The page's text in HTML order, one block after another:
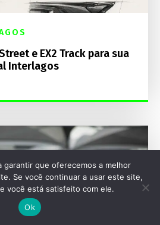
e EX2 Track para sua
Interlagos
garantir que oferecemos a melhor
Se você continuar a usar este site,
você está satisfeito com ele.
Ok